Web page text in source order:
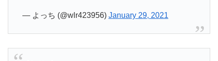
— よっち (@wlr423956) January 29, 2021